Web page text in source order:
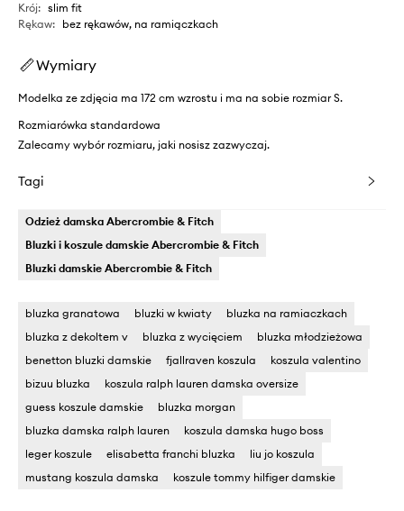
Krój: slim fit
Rękaw: bez rękawów, na ramiączkach
Wymiary
Modelka ze zdjęcia ma 172 cm wzrostu i ma na sobie rozmiar S.
Rozmiarówka standardowa
Zalecamy wybór rozmiaru, jaki nosisz zazwyczaj.
Tagi
Odzież damska Abercrombie & Fitch
Bluzki i koszule damskie Abercrombie & Fitch
Bluzki damskie Abercrombie & Fitch
bluzka granatowa bluzki w kwiaty
bluzka na ramiaczkach
bluzka z dekoltem v
bluzka z wycięciem
bluzka młodzieżowa
benetton bluzki damskie
fjallraven koszula
koszula valentino
bizuu bluzka
koszula ralph lauren damska oversize
guess koszule damskie
bluzka morgan
bluzka damska ralph lauren
koszula damska hugo boss
leger koszule
elisabetta franchi bluzka
liu jo koszula
mustang koszula damska
koszule tommy hilfiger damskie